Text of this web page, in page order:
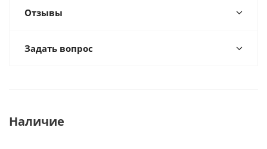
Отзывы
Задать вопрос
Наличие